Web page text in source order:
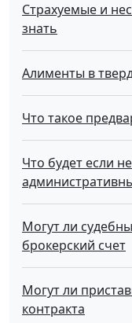
Страхуемые и
знать
Алименты в
Что такое
Что будет если
Могут ли
брокерский счет
Могут ли
контракта